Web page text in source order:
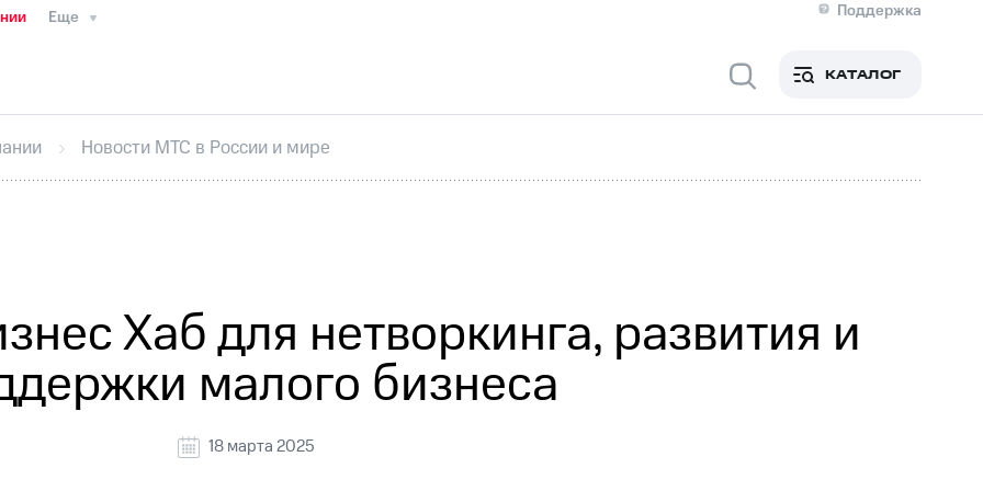
Еще
Поддержка
Медиа-центр
ИнтервьюФинансовая отчетностьКонтактыНовости в регионе
секретарьРаскрытие информации
кабинет акционераАкционерный капиталКонтроль и аудитРынок акций
КАТАЛОГ
Новости МТС в России и мире
Хаб для нетворкинга, развития и
малого бизнеса
18 марта 2025